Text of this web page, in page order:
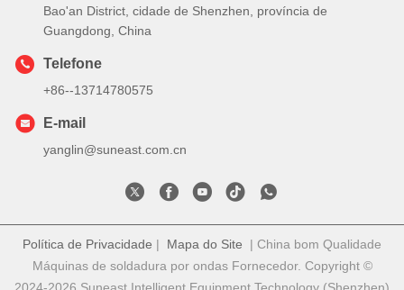
Bao'an District, cidade de Shenzhen, província de
Guangdong, China
Telefone
+86--13714780575
E-mail
yanglin@suneast.com.cn
Política de Privacidade | Mapa do Site | China bom Qualidade
Máquinas de soldadura por ondas Fornecedor. Copyright ©